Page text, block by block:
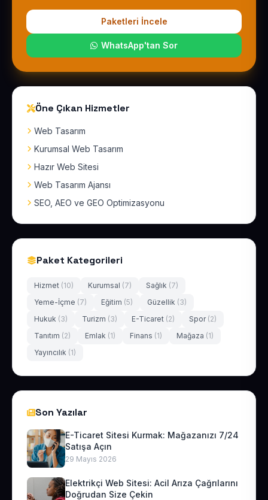
Paketleri İncele
WhatsApp'tan Sor
Öne Çıkan Hizmetler
Web Tasarım
Kurumsal Web Tasarım
Hazır Web Sitesi
Web Tasarım Ajansı
SEO, AEO ve GEO Optimizasyonu
Paket Kategorileri
Hizmet (10) Kurumsal (7) Sağlık (7)
Yeme-İçme (7) Eğitim (5) Güzellik (3)
Hukuk (3) Turizm (3) E-Ticaret (2) Spor (2)
Tanıtım (2) Emlak (1) Finans (1) Mağaza (1)
Yayıncılık (1)
Son Yazılar
E-Ticaret Sitesi Kurmak: Mağazanızı 7/24
Satışa Açın
29 Mayıs 2026
Elektrikçi Web Sitesi: Acil Arıza Çağrılarını
Doğrudan Size Çekin